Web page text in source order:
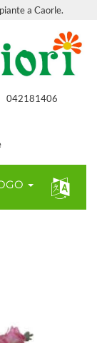
a Caorle.
042181406